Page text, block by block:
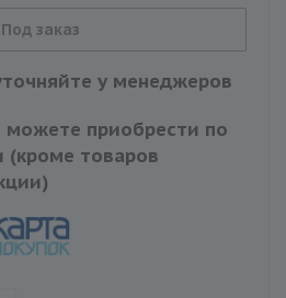
Под заказ
у менеджеров
приобрести по
(кроме товаров